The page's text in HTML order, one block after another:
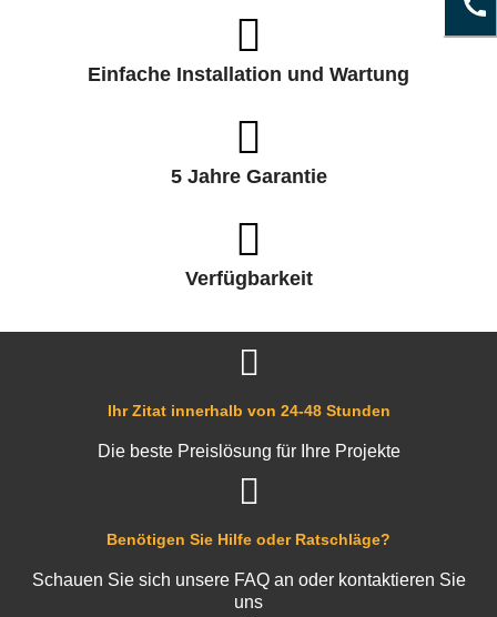
Einfache Installation und Wartung
5 Jahre Garantie
Verfügbarkeit
Benötigen Sie Hilfe oder Ratschläge?
Schauen Sie sich unsere FAQ an oder kontaktieren Sie
uns
Ihr Zitat innerhalb von 24-48 Stunden
Die beste Preislösung für Ihre Projekte